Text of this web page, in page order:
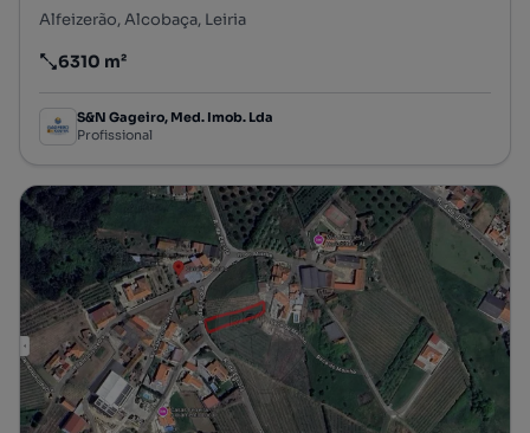
Alfeizerão, Alcobaça, Leiria
Preço por metro quadrado
6310 m²
S&N Gageiro, Med. Imob. Lda
Profissional